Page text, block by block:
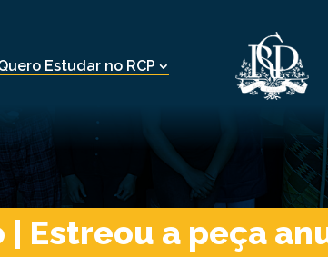
Estudar no RCP
Estreou a peça